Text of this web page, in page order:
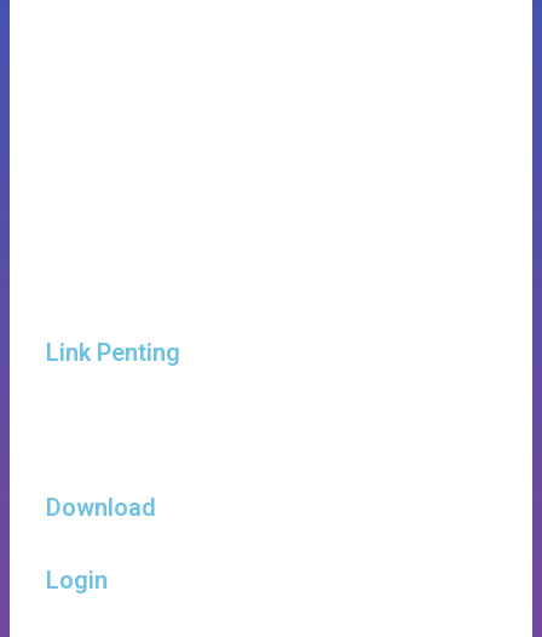
Link Penting
Download
Login